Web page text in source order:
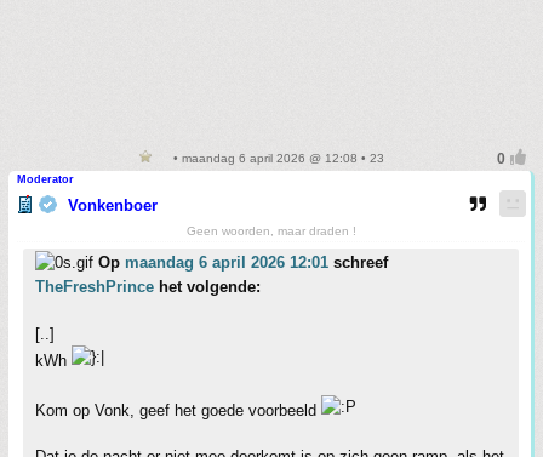
• maandag 6 april 2026 @ 12:08 • 23
Moderator
Vonkenboer
Geen woorden, maar draden !
Op maandag 6 april 2026 12:01 schreef
TheFreshPrince het volgende:
[..]
kWh
Kom op Vonk, geef het goede voorbeeld